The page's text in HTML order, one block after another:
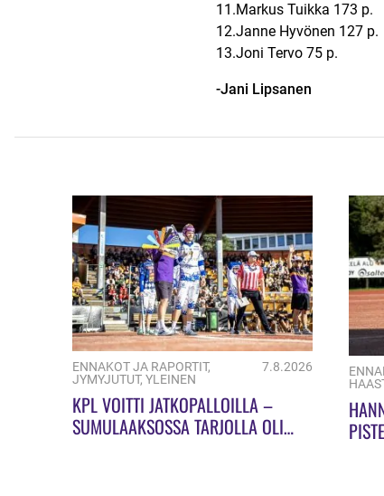
11.Markus Tuikka 173 p.
12.Janne Hyvönen 127 p.
13.Joni Tervo 75 p.
-Jani Lipsanen
ENNAKOT JA RAPORTIT,
JYMYJUTUT, YLEINEN
7.8.2026
KPL VOITTI JATKOPALLOILLA –
SUMULAAKSOSSA TARJOLLA OLI